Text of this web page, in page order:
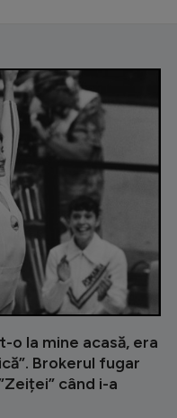
o la mine acasă, era
Brokerul fugar
când i-a